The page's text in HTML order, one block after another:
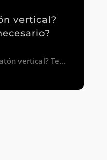
vertical?
vertical? Te...